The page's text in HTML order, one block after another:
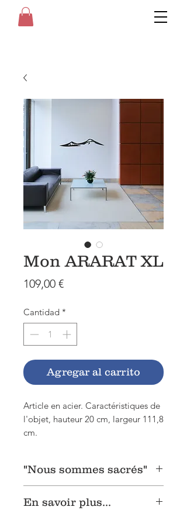
Mon ARARAT XL
109,00 €Precio
Cantidad *
Agregar al carrito
Article en acier. Caractéristiques de
l'objet, hauteur 20 cm, largeur 111,8
cm.
"Nous sommes sacrés"
sommet blanc comme ARARAT."
En savoir plus...